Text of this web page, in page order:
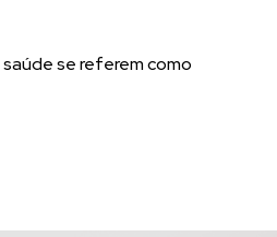
se referem como